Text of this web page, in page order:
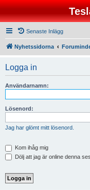
Senaste Inlägg
Nyhetssidorna
Logga in
Användarnamn:
Lösenord:
Jag har glömt mitt lösenord.
Kom ihåg mig
Dölj att jag är online denna